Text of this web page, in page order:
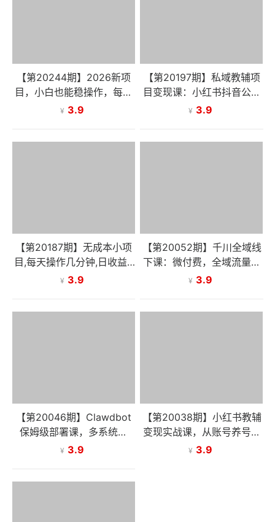
【第20244期】2026新项
目，小白也能稳操作，每单
盈利1000+上不封顶
¥ 3.9
【第20197期】私域教辅项
目变现课：小红书抖音公众
号精准引流，资料项目从零
¥ 3.9
【第20187期】无成本小项
目,每天操作几分钟,日收益8
00+ 副业必看 小白必做！
¥ 3.9
【第20052期】千川全域线
下课：微付费，全域流量，
破解千川投放与直播运营难
¥ 3.9
【第20046期】Clawdbot
保姆级部署课，多系统安
装、安全方案、平台集成，
¥ 3.9
【第20038期】小红书教辅
变现实战课，从账号养号、
爆款内容创作到私域转化，
¥ 3.9